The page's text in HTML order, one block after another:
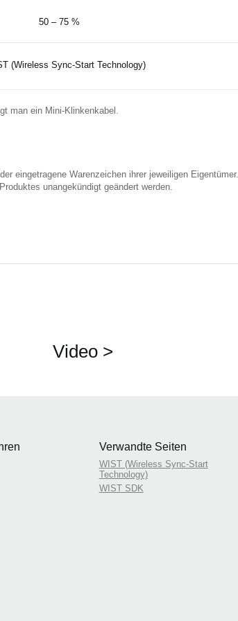
50 – 75 %
(Wireless Sync-Start Technology)
man ein Mini-Klinkenkabel.
eingetragene Warenzeichen ihrer jeweiligen Eigentümer.
unangekündigt geändert werden.
Video >
Verwandte Seiten
WIST (Wireless Sync-Start
Technology)
WIST SDK